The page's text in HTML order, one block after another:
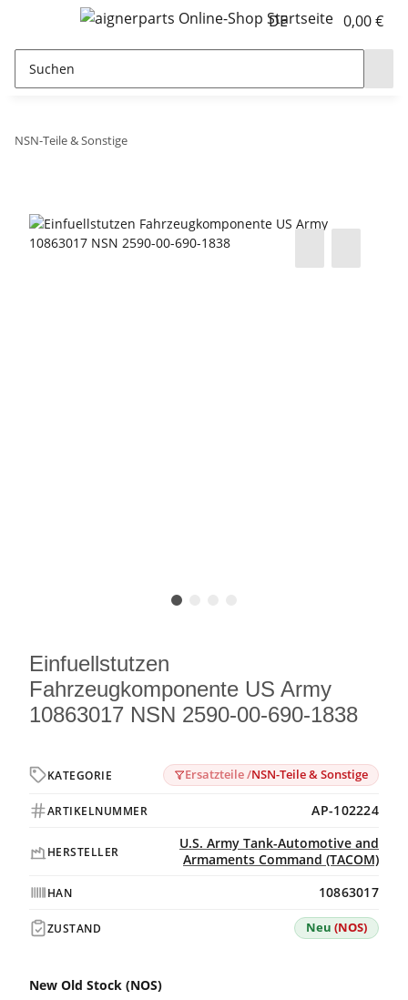
DE 0,00 €
NSN-Teile & Sonstige
Einfuellstutzen
Fahrzeugkomponente US Army
10863017 NSN 2590-00-690-1838
KATEGORIE Ersatzteile /NSN-Teile & Sonstige
ARTIKELNUMMER AP-102224
HERSTELLER
U.S. Army Tank-Automotive and
Armaments Command (TACOM)
HAN 10863017
ZUSTAND Neu (NOS)
New Old Stock (NOS)